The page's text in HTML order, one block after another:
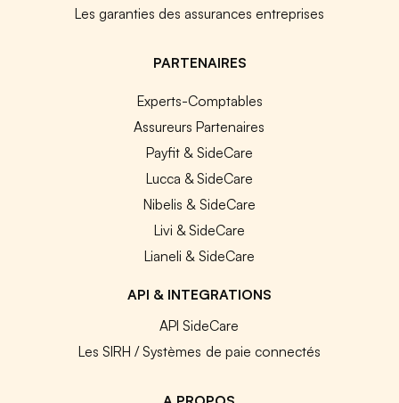
Les garanties des assurances entreprises
PARTENAIRES
Experts-Comptables
Assureurs Partenaires
Payfit & SideCare
Lucca & SideCare
Nibelis & SideCare
Livi & SideCare
Lianeli & SideCare
API & INTEGRATIONS
API SideCare
Les SIRH / Systèmes de paie connectés